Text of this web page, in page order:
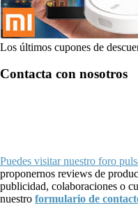
Los últimos cupones de
Contacta con nosotros
Puedes visitar nuestro foro
proponernos reviews de
publicidad, colaboraciones o
nuestro formulario de